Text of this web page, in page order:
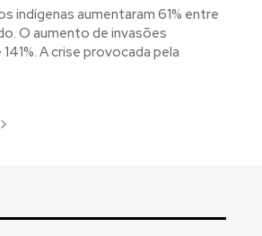
indígenas aumentaram 61% entre
O aumento de invasões
pela